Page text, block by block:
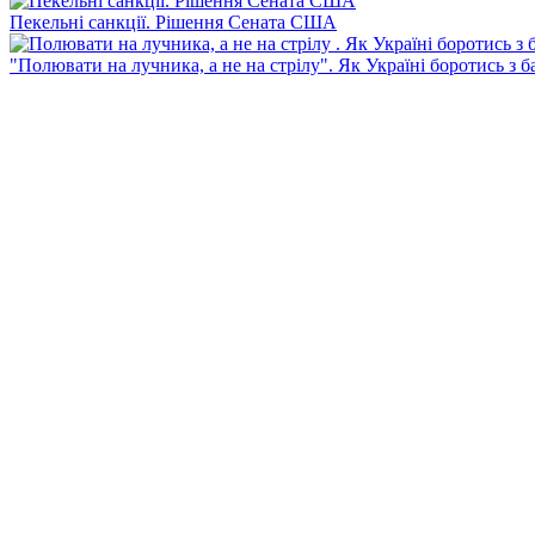
Пекельні санкції. Рішення Сената США
"Полювати на лучника, а не на стрілу". Як Україні боротись з